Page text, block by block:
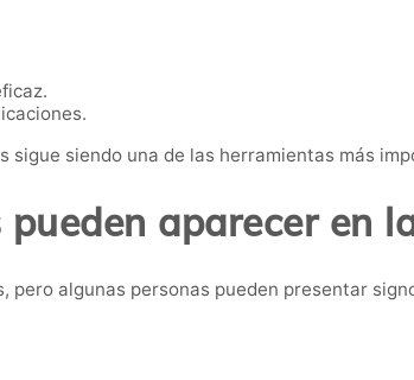
sigue siendo una de las herramientas más
aparecer en
pero algunas personas pueden presentar